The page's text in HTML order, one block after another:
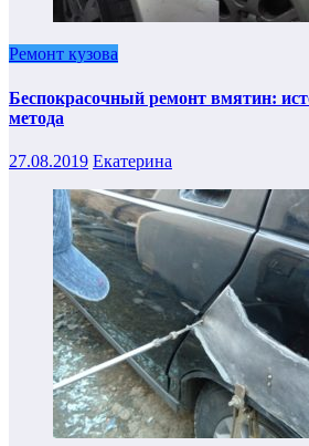
Ремонт кузова
Беспокрасочный ремонт вмятин:
метода
27.08.2019 Екатерина